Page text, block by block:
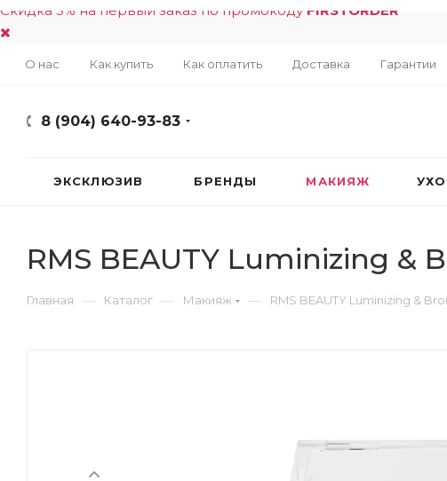
Скидка 5% на первый заказ по промокоду FIRSTORDER
О нас Как купить Как оплатить Доставка Гарантии
8 (904) 640-93-83
ЭКСКЛЮЗИВ БРЕНДЫ МАКИЯЖ
RMS BEAUTY Luminizing &
Главная — Каталог — Макияж — RMS BEAUTY Luminizing &